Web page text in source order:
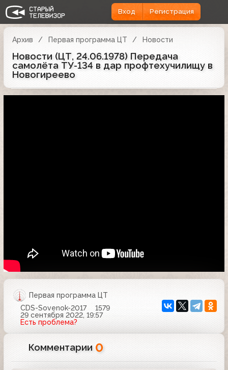
Вход Регистрация
Архив Первая программа ЦТ Новости
Новости (ЦТ, 24.06.1978) Передача
самолёта ТУ-134 в дар профтехучилищу в
Новогиреево
Первая программа ЦТ
CDS-Sovenok-2017
1579
29 сентября 2022, 19:57
Есть проблема?
Комментарии 0